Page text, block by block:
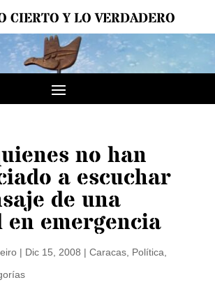
CIERTO Y LO VERDADERO
no han
a escuchar
de una
en emergencia
| Dic 15, 2008 | Caracas, Política